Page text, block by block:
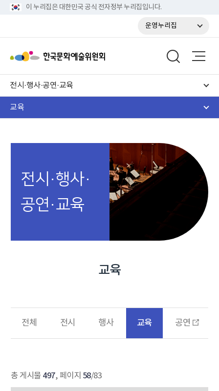
이 누리집은 대한민국 공식 전자정부 누리집입니다.
운영누리집
전시·행사·공연·교육
교육
전시·행사·
공연·교육
교육
전체 전시 행사 교육 공연
총 게시물 497, 페이지 58/83